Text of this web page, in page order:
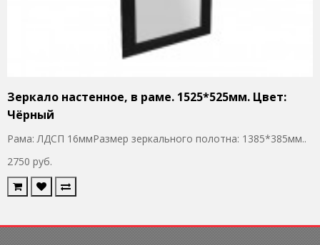
Зеркало настенное, в раме. 1525*525мм. Цвет:
Чёрный
Рама: ЛДСП 16ммРазмер зеркального полотна: 1385*385мм..
2750 руб.